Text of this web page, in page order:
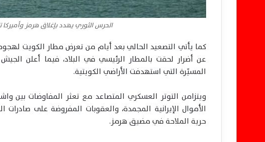
الحرس الثوري يهدد بإغلاق هرمز وأميركا
عن أضرار لحقت بالمطار الرئيسي في البلاد، فيما أعلن
المسيّرة التي استهدفت الأراضي الكويتية.
ويتزامن التوتر العسكري المتصاعد مع تعثر المفاوضات بين
الأموال الإيرانية المجمدة، والعقوبات المفروضة على صادرات
حرية الملاحة في مضيق هرمز.